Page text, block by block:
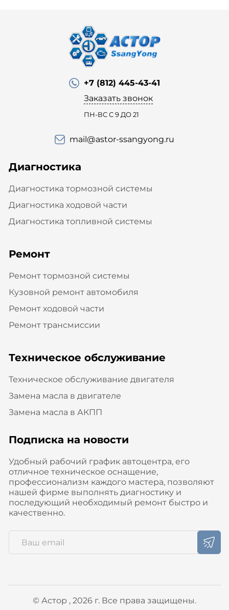
+7 (812) 445-43-41
Заказать звонок
ПН-ВС С 9 ДО 21
mail@astor-ssangyong.ru
Диагностика
Диагностика тормозной системы
Диагностика ходовой части
Диагностика топливной системы
Ремонт
Ремонт тормозной системы
Кузовной ремонт автомобиля
Ремонт ходовой части
Ремонт трансмиссии
Техническое обслуживание
Техническое обслуживание двигателя
Замена масла в двигателе
Замена масла в АКПП
Подписка на новости
Удобный рабочий график автоцентра, его
отличное техническое оснащение,
профессионализм каждого мастера, позволяют
нашей фирме выполнять диагностику и
последующий необходимый ремонт быстро и
качественно.
© Астор , 2026 г. Все права защищены.